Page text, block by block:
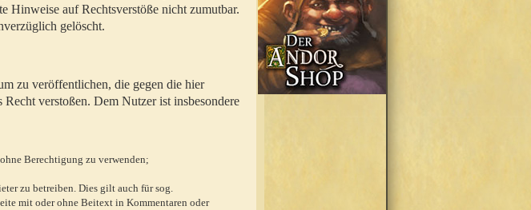
Hinweise auf Rechtsverstöße nicht zumutbar.
gelöscht.
zu veröffentlichen, die gegen die hier
Recht verstoßen. Dem Nutzer ist insbesondere
Berechtigung zu verwenden;
zu betreiben. Dies gilt auch für sog.
mit oder ohne Beitext in Kommentaren oder